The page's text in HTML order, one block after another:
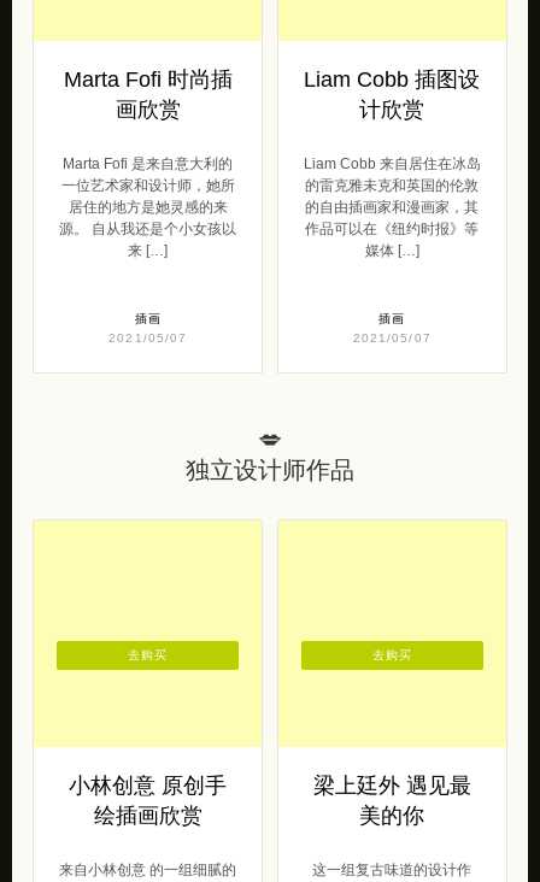
Marta Fofi 时尚插
画欣赏
Marta Fofi 是来自意大利的
一位艺术家和设计师，她所
居住的地方是她灵感的来
源。 自从我还是个小女孩以
来 […]
插画
2021/05/07
Liam Cobb 插图设
计欣赏
Liam Cobb 来自居住在冰岛
的雷克雅未克和英国的伦敦
的自由插画家和漫画家，其
作品可以在《纽约时报》等
媒体 […]
插画
2021/05/07
💋
独立设计师作品
小林创意 原创手
绘插画欣赏
来自小林创意 的一组细腻的
去购买
梁上廷外 遇见最
美的你
这一组复古味道的设计作
去购买